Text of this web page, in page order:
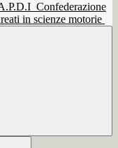
Confederazione
in scienze motorie